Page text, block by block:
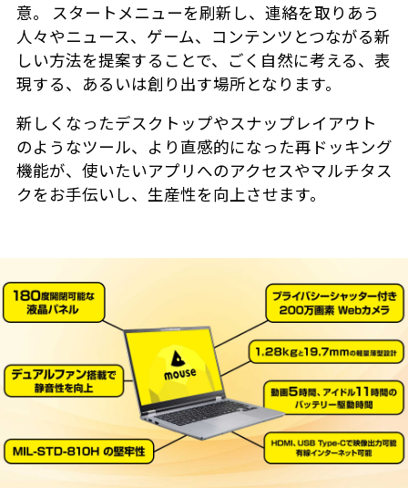
意。 スタートメニューを刷新し、連絡を取りあう
人々やニュース、ゲーム、コンテンツとつながる新
しい方法を提案することで、ごく自然に考える、表
現する、あるいは創り出す場所となります。
新しくなったデスクトップやスナップレイアウト
のようなツール、より直感的になった再ドッキング
機能が、使いたいアプリへのアクセスやマルチタス
クをお手伝いし、生産性を向上させます。